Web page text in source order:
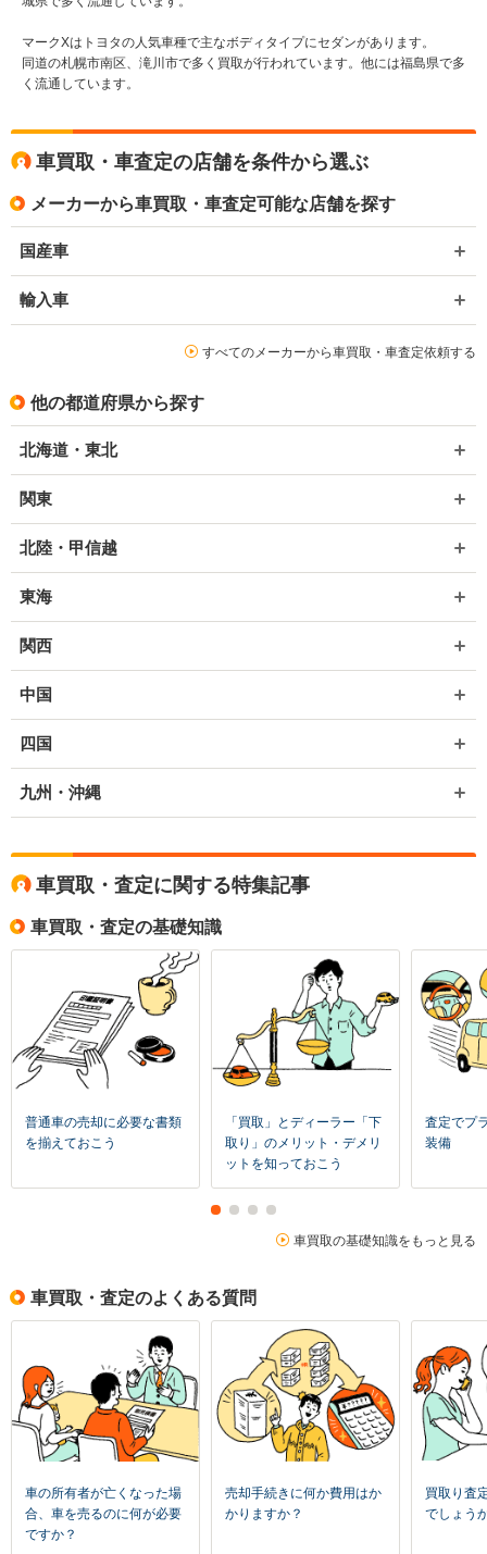
マークXはトヨタの人気車種で主なボディタイプにセダンがあります。
同道の札幌市南区、滝川市で多く買取が行われています。他には福島県で多
く流通しています。
車買取・車査定の店舗を条件から選ぶ
メーカーから車買取・車査定可能な店舗を探す
国産車
輸入車
すべてのメーカーから車買取・車査定依頼する
他の都道府県から探す
北海道・東北
関東
北陸・甲信越
東海
関西
中国
四国
九州・沖縄
車買取・査定に関する特集記事
車買取・査定の基礎知識
普通車の売却に必要な書類
を揃えておこう
「買取」とディーラー「下
取り」のメリット・デメリ
ットを知っておこう
査定でプ
装備
車買取の基礎知識をもっと見る
車買取・査定のよくある質問
車の所有者が亡くなった場
合、車を売るのに何が必要
ですか？
売却手続きに何か費用はか
かりますか？
買取り査
でしょう